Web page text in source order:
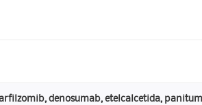
denosumab, etelcalcetida,